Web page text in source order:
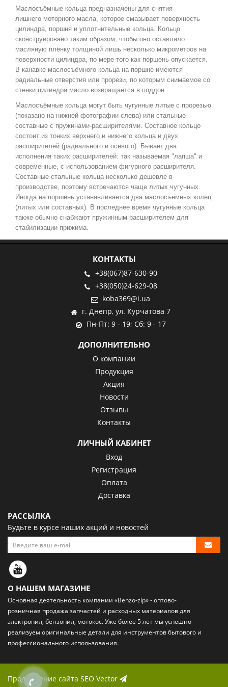
Маслосъёмные кольца предназначены для снятия
лишнего моторного масла, которое смазывает поверхность
цилиндра, поршня и уплотнительные кольца. Кольцо
сконструировано таким образом, чтобы оно оставляло
масляную плёнку толщиной лишь несколько микрометров на
поверхности цилиндра, по мере того как поршень опускается.
В канавке маслосъёмного кольца на поршне имеются
радиальные отверстия или прорези, по которым снимаемое со
стенки цилиндра масло возвращается в поддон.
Маслосъёмные кольца могут быть чугунные литые с прорезью
(показано на нижней фотографии слева) или стальные
составные с пружинами-расширителями. Составное кольцо
состоит из тонких верхнего и нижнего кольца и двух
расширителей (радиального и осевого). Бывает два
исполнения таких расширителей: так называемая "лапша" и
современные, с использованием фигурного расширителя.
Составные стальные кольца несколько дешевле в
производстве, поэтому встречаются чаще литых чугунных.
Иногда на поршень устанавливается два маслосъёмных колец
(литых или составных). В последнее время чугунные кольца
также обычно снабжают пружинным расширителем для
стабилизации прижима.
КОНТАКТЫ
+38(067)87-630-90
+38(050)24-629-08
koba369@i.ua
г. Днепр, ул. Курчатова 7
Пн-Пт: 9 - 19; Сб: 9 - 17
ДОПОЛНИТЕЛЬНО
О компании
Продукция
Акция
Новости
Отзывы
Контакты
ЛИЧНЫЙ КАБИНЕТ
Вход
Регистрация
Оплата
Доставка
РАССЫЛКА
Будьте в курсе наших акций и новостей
О НАШЕМ МАГАЗИНЕ
Основная деятельность компании «Benzo-zip» - оптово-
розничная продажа запчастей и расходных материаловдля
электропил, бензопил, мотокос. Уже более 5 лет мы успешно
реализуем оригинальные детали для инструментов бытового и
профессионального использования.
Продвижение сайта SEO Vector